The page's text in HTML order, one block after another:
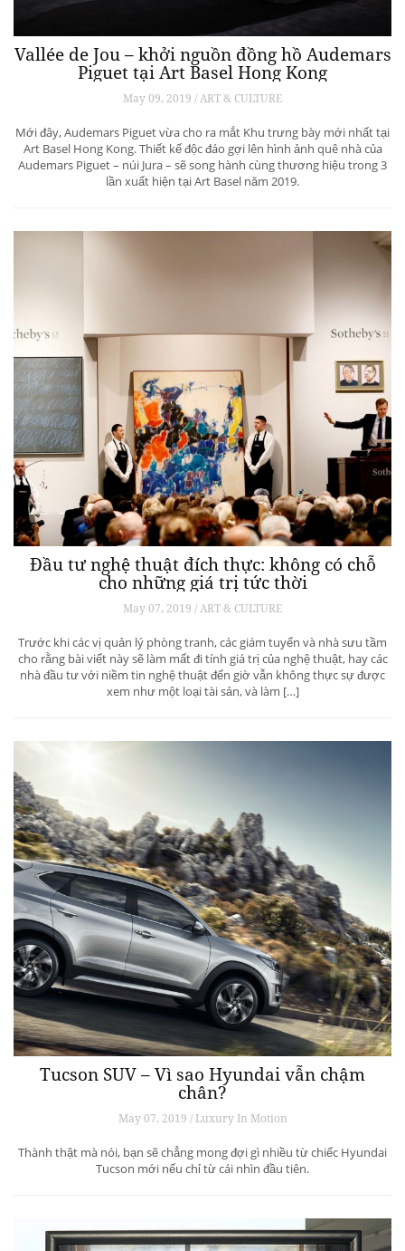
Vallée de Jou – khởi nguồn đồng hồ Audemars
Piguet tại Art Basel Hong Kong
May 09, 2019 / ART & CULTURE
Mới đây, Audemars Piguet vừa cho ra mắt Khu trưng bày mới nhất tại
Art Basel Hong Kong. Thiết kế độc đáo gợi lên hình ảnh quê nhà của
Audemars Piguet – núi Jura – sẽ song hành cùng thương hiệu trong 3
lần xuất hiện tại Art Basel năm 2019.
Đầu tư nghệ thuật đích thực: không có chỗ
cho những giá trị tức thời
May 07, 2019 / ART & CULTURE
Trước khi các vị quản lý phòng tranh, các giám tuyển và nhà sưu tầm
cho rằng bài viết này sẽ làm mất đi tính giá trị của nghệ thuật, hay các
nhà đầu tư với niềm tin nghệ thuật đến giờ vẫn không thực sự được
xem như một loại tài sản, và làm […]
Tucson SUV – Vì sao Hyundai vẫn chậm
chân?
May 07, 2019 / Luxury In Motion
Thành thật mà nói, bạn sẽ chẳng mong đợi gì nhiều từ chiếc Hyundai
Tucson mới nếu chỉ từ cái nhìn đầu tiên.